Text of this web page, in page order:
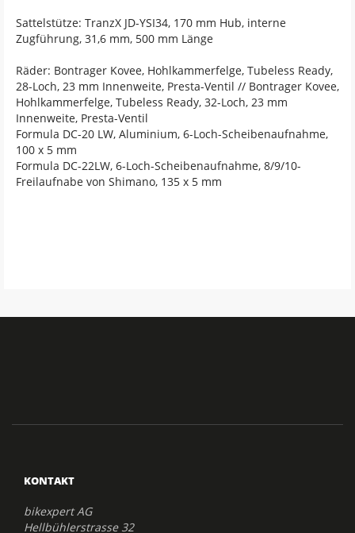
Sattelstütze: TranzX JD-YSI34, 170 mm Hub, interne
Zugführung, 31,6 mm, 500 mm Länge
Räder: Bontrager Kovee, Hohlkammerfelge, Tubeless Ready,
28-Loch, 23 mm Innenweite, Presta-Ventil // Bontrager Kovee,
Hohlkammerfelge, Tubeless Ready, 32-Loch, 23 mm
Innenweite, Presta-Ventil
Formula DC-20 LW, Aluminium, 6-Loch-Scheibenaufnahme,
100 x 5 mm
Formula DC-22LW, 6-Loch-Scheibenaufnahme, 8/9/10-
Freilaufnabe von Shimano, 135 x 5 mm
KONTAKT
bikexpert AG
Hellbühlerstrasse 32